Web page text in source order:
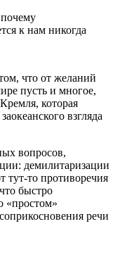
что от желаний
пусть и многое,
которая
взгляда
вопросов,
демилитаризации
тут-то противоречия
быстро
«простом»
речи